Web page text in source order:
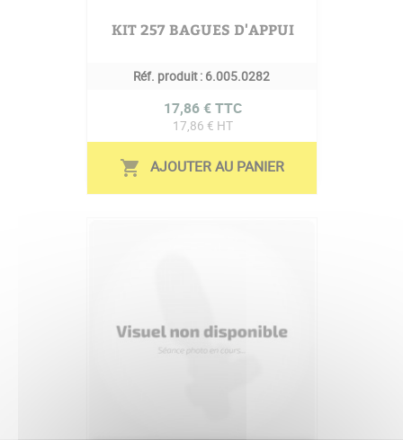
KIT 257 BAGUES D'APPUI
Réf. produit : 6.005.0282
Prix
17,86 € TTC
17,86 € HT
shopping_cart AJOUTER AU PANIER